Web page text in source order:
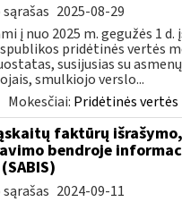
2025-08-29
į nuo 2025 m. gegužės 1 d.
pridėtinės vertės
susijusias su
smulkiojo verslo...
Mokesčiai: Pridėtinės
faktūrų
bendroje
2024-09-11